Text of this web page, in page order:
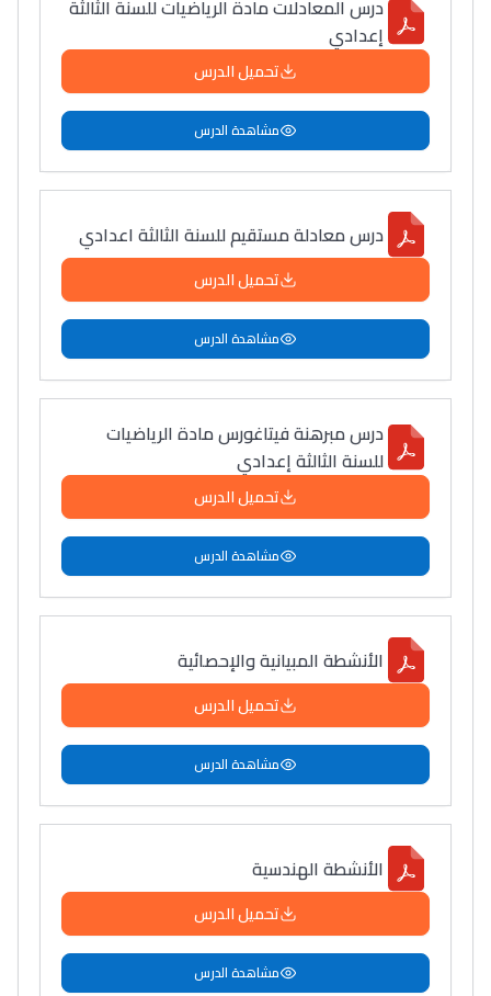
درس المعادلات مادة الرياضيات للسنة الثالثة
إعدادي
تحميل الدرس
مشاهدة الدرس
درس معادلة مستقيم للسنة الثالثة اعدادي
تحميل الدرس
مشاهدة الدرس
درس مبرهنة فيتاغورس مادة الرياضيات
للسنة الثالثة إعدادي
تحميل الدرس
مشاهدة الدرس
الأنشطة المبيانية والإحصائية
تحميل الدرس
مشاهدة الدرس
الأنشطة الهندسية
تحميل الدرس
مشاهدة الدرس